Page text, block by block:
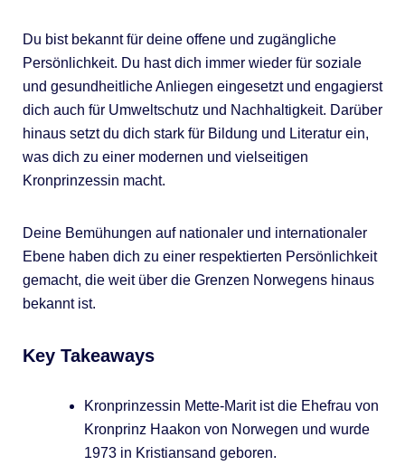
Du bist bekannt für deine offene und zugängliche
Persönlichkeit. Du hast dich immer wieder für soziale
und gesundheitliche Anliegen eingesetzt und engagierst
dich auch für Umweltschutz und Nachhaltigkeit. Darüber
hinaus setzt du dich stark für Bildung und Literatur ein,
was dich zu einer modernen und vielseitigen
Kronprinzessin macht.
Deine Bemühungen auf nationaler und internationaler
Ebene haben dich zu einer respektierten Persönlichkeit
gemacht, die weit über die Grenzen Norwegens hinaus
bekannt ist.
Key Takeaways
Kronprinzessin Mette-Marit ist die Ehefrau von
Kronprinz Haakon von Norwegen und wurde
1973 in Kristiansand geboren.